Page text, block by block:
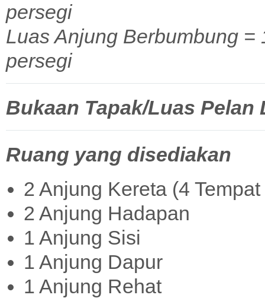
persegi
Luas Anjung Berbumbung =
persegi
Bukaan Tapak/Luas Pelan
Ruang yang disediakan
2 Anjung Kereta (4
2 Anjung Hadapan
1 Anjung Sisi
1 Anjung Dapur
1 Anjung Rehat